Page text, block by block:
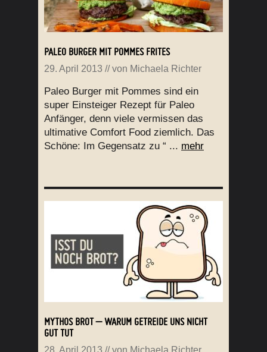
PALEO BURGER MIT POMMES FRITES
29. April 2013 // von Michaela Richter
Paleo Burger mit Pommes sind ein
super Einsteiger Rezept für Paleo
Anfänger, denn viele vermissen das
ultimative Comfort Food ziemlich. Das
Schöne: Im Gegensatz zu “ ... mehr
MYTHOS BROT – WARUM GETREIDE UNS NICHT
GUT TUT